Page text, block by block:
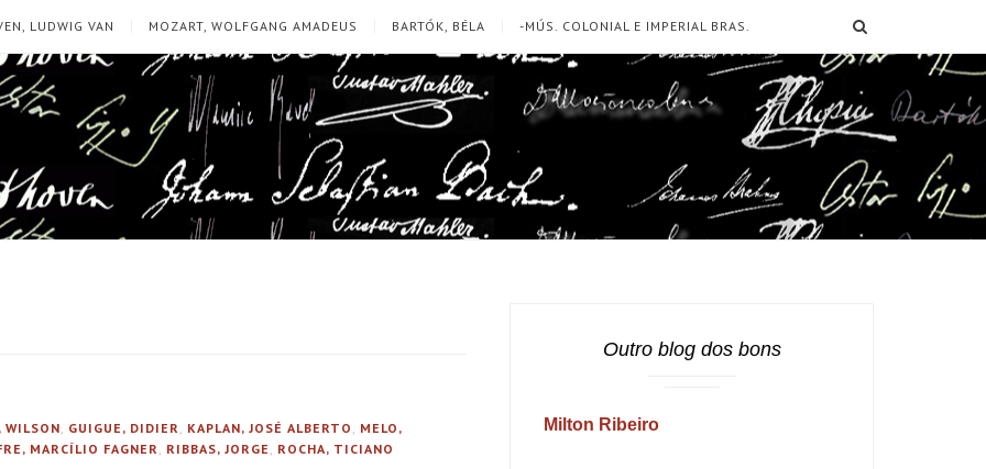
LUDWIG VAN MOZART, WOLFGANG AMADEUS BARTÓK, BÉLA -MÚS. COLONIAL E IMPERIAL BRAS.
WILSON GUIGUE, DIDIER KAPLAN, JOSÉ ALBERTO
MELO,
MARCÍLIO FAGNER RIBBAS, JORGE ROCHA, TICIANO
Outro blog dos bons
Milton Ribeiro